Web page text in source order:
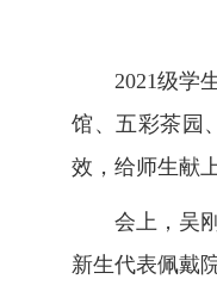
2021级学
馆、五彩茶园
效，给师生献
会上，吴
新生代表佩戴